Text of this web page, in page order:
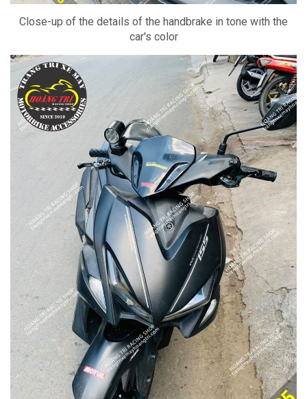
Close-up of the details of the handbrake in tone with the
car's color